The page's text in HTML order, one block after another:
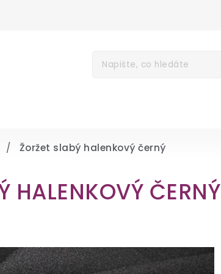
/ Žoržet slabý halenkový černý
HALENKOVÝ ČERNÝ